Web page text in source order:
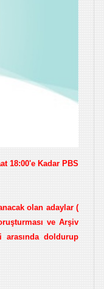
18:00'e Kadar PBS
olan adaylar (
ve Arşiv
arasında doldurup